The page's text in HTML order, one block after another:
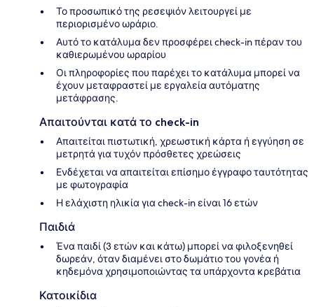
Το προσωπικό της ρεσεψιόν λειτουργεί με
περιορισμένο ωράριο.
Αυτό το κατάλυμα δεν προσφέρει check-in πέραν του
καθιερωμένου ωραρίου
Οι πληροφορίες που παρέχει το κατάλυμα μπορεί να
έχουν μεταφραστεί με εργαλεία αυτόματης
μετάφρασης.
Απαιτούνται κατά το check-in
Απαιτείται πιστωτική, χρεωστική κάρτα ή εγγύηση σε
μετρητά για τυχόν πρόσθετες χρεώσεις
Ενδέχεται να απαιτείται επίσημο έγγραφο ταυτότητας
με φωτογραφία
Η ελάχιστη ηλικία για check-in είναι 16 ετών
Παιδιά
Ένα παιδί (3 ετών και κάτω) μπορεί να φιλοξενηθεί
δωρεάν, όταν διαμένει στο δωμάτιο του γονέα ή
κηδεμόνα χρησιμοποιώντας τα υπάρχοντα κρεβάτια
Κατοικίδια